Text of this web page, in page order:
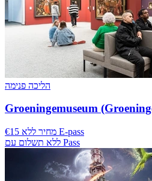
הליכה פנימה
Groeningemuseum
€15 מחיר ללא E-pass
ללא תשלום עם Pass